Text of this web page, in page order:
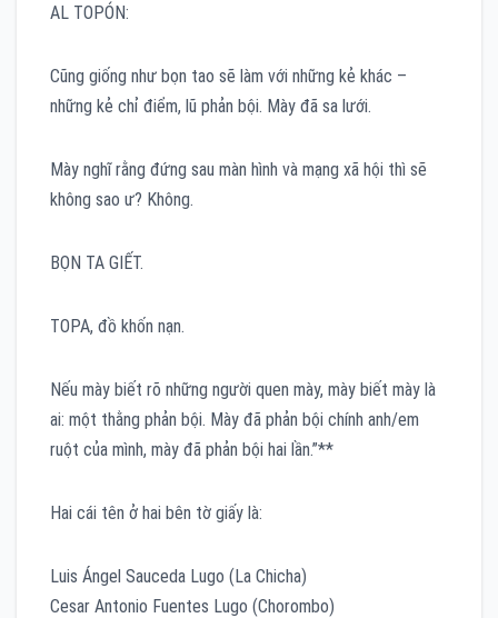
AL TOPÓN:
Cũng giống như bọn tao sẽ làm với những kẻ khác –
những kẻ chỉ điểm, lũ phản bội. Mày đã sa lưới.
Mày nghĩ rằng đứng sau màn hình và mạng xã hội thì sẽ
không sao ư? Không.
BỌN TA GIẾT.
TOPA, đồ khốn nạn.
Nếu mày biết rõ những người quen mày, mày biết mày là
ai: một thằng phản bội. Mày đã phản bội chính anh/em
ruột của mình, mày đã phản bội hai lần.”**
Hai cái tên ở hai bên tờ giấy là:
Luis Ángel Sauceda Lugo (La Chicha)
Cesar Antonio Fuentes Lugo (Chorombo)